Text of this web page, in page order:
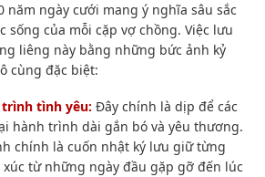
năm ngày cưới mang ý nghĩa sâu sắc
sống của mỗi cặp vợ chồng. Việc lưu
liêng này bằng những bức ảnh kỷ
cùng đặc biệt:
trình tình yêu: Đây chính là dịp để các
hành trình dài gắn bó và yêu thương.
chính là cuốn nhật ký lưu giữ từng
xúc từ những ngày đầu gặp gỡ đến lúc